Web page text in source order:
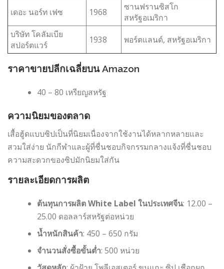
เดอะ นอร์ท เฟซ
1968
ซานฟรานซิสโก
สหรัฐอเมริกา
บริษัท โคลัมเบีย
สปอร์ตแวร์
1938 พอร์ตแลนด์, สหรัฐอเมริกา
ราคาขายปลีกเฉลี่ยบน Amazon
40 – 80 เหรียญสหรัฐ
ความนิยมของตลาด
เสื้อฮู้ดแบบซิปเป็นที่นิยมเนื่องจากใช้งานได้หลากหลายและ
สวมใส่ง่าย นักกีฬาและผู้ที่ชื่นชอบกิจกรรมกลางแจ้งที่ชื่นชอบ
ความสะดวกของซิปมักนิยมใส่กัน
รายละเอียดการผลิต
ต้นทุนการผลิต White Label ในประเทศจีน: 12.00 –
25.00 ดอลลาร์สหรัฐต่อหน่วย
น้ำหนักสินค้า: 450 – 650 กรัม
จำนวนสั่งซื้อขั้นต่ำ: 500 หน่วย